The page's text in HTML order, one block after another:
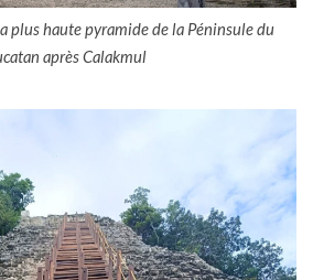
plus haute pyramide de la Péninsule du
après Calakmul